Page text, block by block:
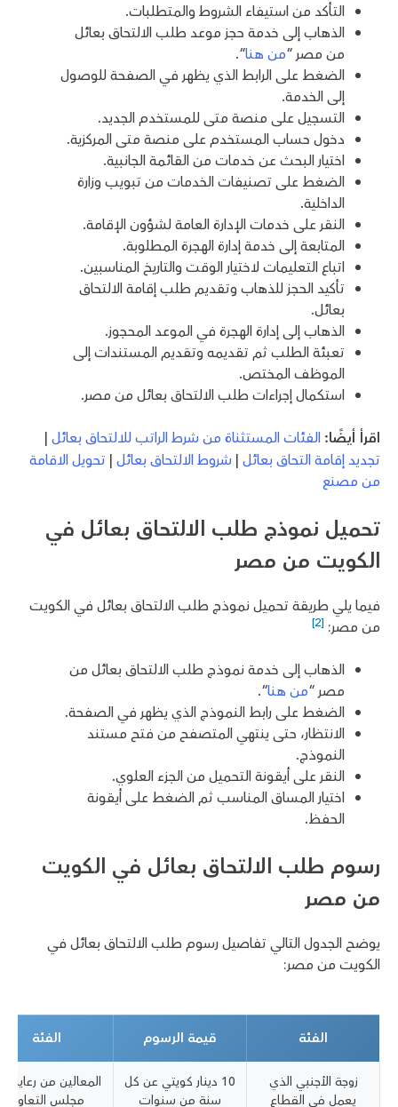
التأكد من استيفاء الشروط والمتطلبات.
الذهاب إلى خدمة حجز موعد طلب الالتحاق بعائل
من مصر “من هنا“.
الضغط على الرابط الذي يظهر في الصفحة للوصول
إلى الخدمة.
التسجيل على منصة متى للمستخدم الجديد.
دخول حساب المستخدم على منصة متى المركزية.
اختيار البحث عن خدمات من القائمة الجانبية.
الضغط على تصنيفات الخدمات من تبويب وزارة
الداخلية.
النقر على خدمات الإدارة العامة لشؤون الإقامة.
المتابعة إلى خدمة إدارة الهجرة المطلوبة.
اتباع التعليمات لاختيار الوقت والتاريخ المناسبين.
تأكيد الحجز للذهاب وتقديم طلب إقامة الالتحاق
بعائل.
الذهاب إلى إدارة الهجرة في الموعد المحجوز.
تعبئة الطلب ثم تقديمه وتقديم المستندات إلى
الموظف المختص.
استكمال إجراءات طلب الالتحاق بعائل من مصر.
اقرأ أيضًا: الفئات المستثناة من شرط الراتب للالتحاق بعائل |
تجديد إقامة التحاق بعائل | شروط الالتحاق بعائل | تحويل الاقامة
من مصنع
تحميل نموذج طلب الالتحاق بعائل في
الكويت من مصر
فيما يلي طريقة تحميل نموذج طلب الالتحاق بعائل في الكويت
من مصر: [2]
الذهاب إلى خدمة نموذج طلب الالتحاق بعائل من
مصر “من هنا“.
الضغط على رابط النموذج الذي يظهر في الصفحة.
الانتظار، حتى ينتهي المتصفح من فتح مستند
النموذج.
النقر على أيقونة التحميل من الجزء العلوي.
اختيار المساق المناسب ثم الضغط على أيقونة
الحفظ.
رسوم طلب الالتحاق بعائل في الكويت
من مصر
يوضح الجدول التالي تفاصيل رسوم طلب الالتحاق بعائل في
الكويت من مصر:
الفئة قيمة الرسوم الفئة
زوجة الأجنبي الذي
يعمل في القطاع
10 دينار كويتي عن كل
سنة من سنوات
المعالين من رعايا
مجلس التعاون